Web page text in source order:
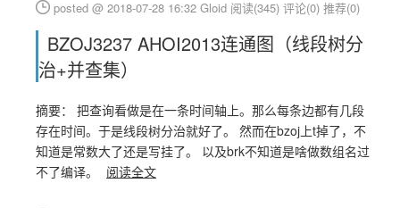
posted @ 2018-07-28 16:32 Gloid 阅读(345) 评论(0) 推荐(0)
BZOJ3237 AHOI2013连通图（线段树分
治+并查集）
摘要： 把查询看做是在一条时间轴上。那么每条边都有几段
存在时间。于是线段树分治就好了。 然而在bzoj上t掉了，不
知道是常数大了还是写挂了。 以及brk不知道是啥做数组名过
不了编译。
阅读全文